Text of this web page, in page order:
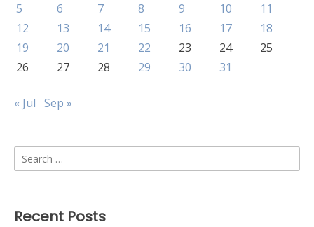
5
6 7 8 9 10
11
12
13 14 15 16 17
18
19
20 21 22 23 24
25
26
27 28 29 30 31
« Jul Sep »
Search
for:
Recent Posts